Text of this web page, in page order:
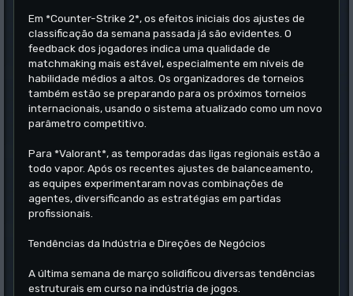
Em *Counter-Strike 2*, os efeitos iniciais dos ajustes de
classificação da semana passada já são evidentes. O
feedback dos jogadores indica uma qualidade de
matchmaking mais estável, especialmente em níveis de
habilidade médios a altos. Os organizadores de torneios
também estão se preparando para os próximos torneios
internacionais, usando o sistema atualizado como um novo
parâmetro competitivo.
Para *Valorant*, as temporadas das ligas regionais estão a
todo vapor. Após os recentes ajustes de balanceamento,
as equipes experimentaram novas combinações de
agentes, diversificando as estratégias em partidas
profissionais.
Tendências da Indústria e Direções de Negócios
A última semana de março solidificou diversas tendências
estruturais em curso na indústria de jogos.